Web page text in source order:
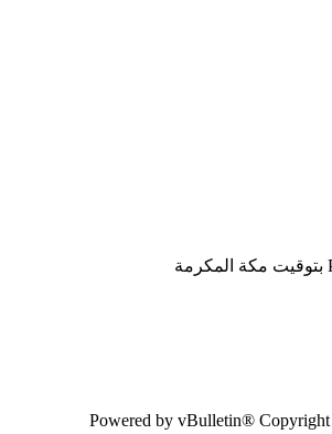
بتوقيت مكة المكرمة
Powered by vBulletin®